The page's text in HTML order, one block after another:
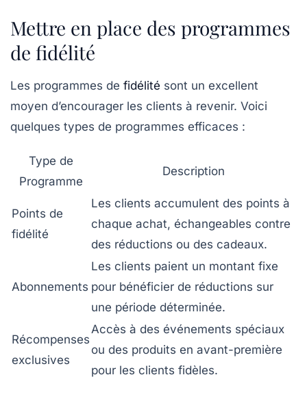
Mettre en place des programmes
de fidélité
Les programmes de fidélité sont un excellent
moyen d’encourager les clients à revenir. Voici
quelques types de programmes efficaces :
Type de
Programme
Description
Points de
fidélité
Les clients accumulent des points à
chaque achat, échangeables contre
des réductions ou des cadeaux.
Abonnements
Les clients paient un montant fixe
pour bénéficier de réductions sur
une période déterminée.
Récompenses
exclusives
Accès à des événements spéciaux
ou des produits en avant-première
pour les clients fidèles.